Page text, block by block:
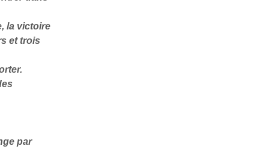
la victoire
et trois
par